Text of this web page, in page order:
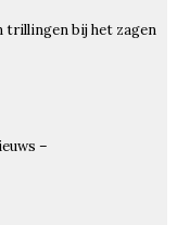
trillingen bij het zagen
–